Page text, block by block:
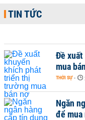
TIN TỨC
Đề
mua
THỜI SỰ -
Ngăn
để mua